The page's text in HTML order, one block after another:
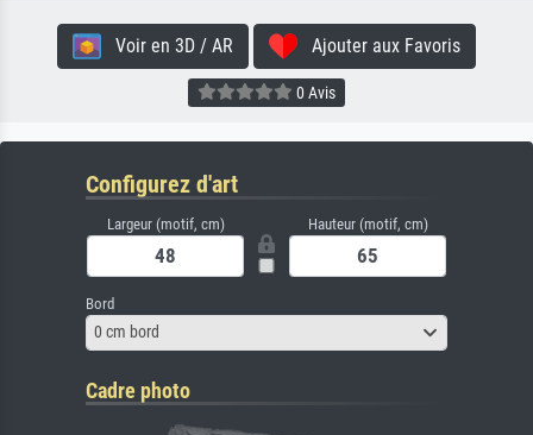
Voir en 3D / AR Ajouter aux Favoris
0 Avis
Configurez d'art
Largeur (motif, cm) Hauteur (motif, cm)
Bord
0 cm bord
Cadre photo